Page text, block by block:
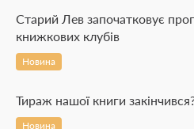
Старий Лев започатковує
книжкових клубів
Новина
Тираж нашої книги
Новина